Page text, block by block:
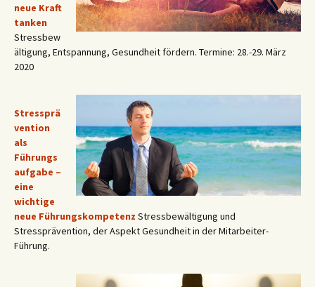
neue Kraft
tanken
Stressbew
ältigung, Entspannung, Gesundheit fördern. Termine: 28.-29. März
2020
Stressprä
vention
als
Führungs
aufgabe –
eine
wichtige
neue Führungskompetenz Stressbewältigung und
Stressprävention, der Aspekt Gesundheit in der Mitarbeiter-
Führung.